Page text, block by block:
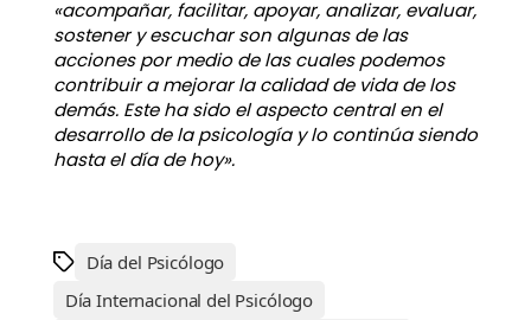
«acompañar, facilitar, apoyar, analizar, evaluar,
sostener y escuchar son algunas de las
acciones por medio de las cuales podemos
contribuir a mejorar la calidad de vida de los
demás. Este ha sido el aspecto central en el
desarrollo de la psicología y lo continúa siendo
hasta el día de hoy».
Día del Psicólogo
Día Internacional del Psicólogo